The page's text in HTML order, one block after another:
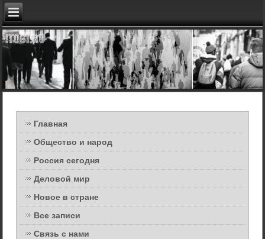
Главная
Общество и народ
Россия сегодня
Деловой мир
Новое в стране
Все записи
Связь с нами